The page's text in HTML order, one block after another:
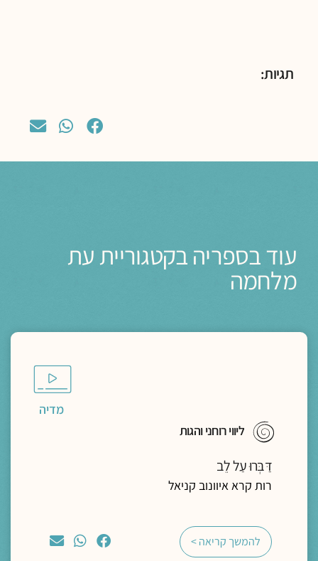
תגיות:
עוד בספריה בקטגוריית עת
מלחמה
מדיה
ליווי רוחני והגות
דַּבְּרוּ עַל לֵב
רות קרא איוונוב קניאל
להמשך קריאה >